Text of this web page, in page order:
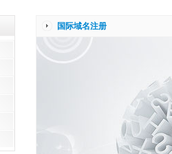
国际域名注册